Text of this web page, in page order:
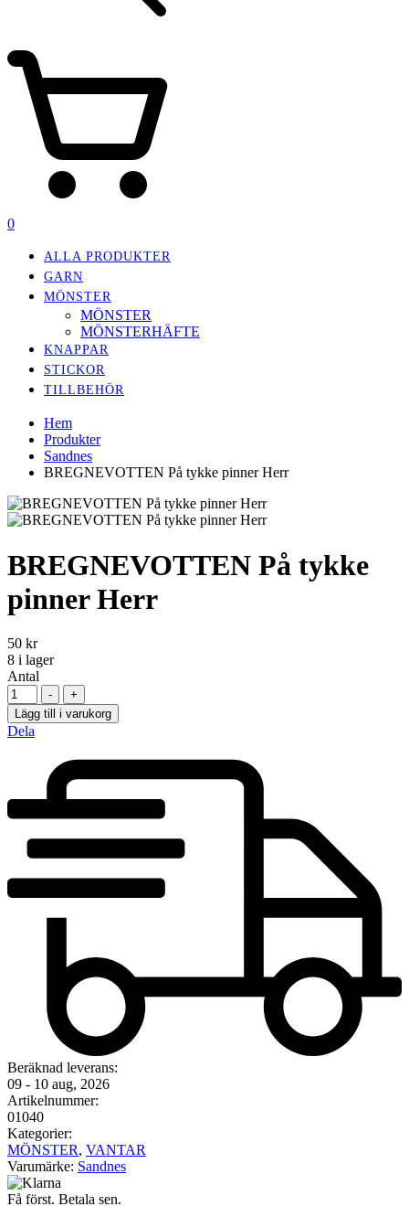
0
ALLA PRODUKTER
GARN
MÖNSTER
MÖNSTER
MÖNSTERHÄFTE
KNAPPAR
STICKOR
TILLBEHÖR
Hem
Produkter
Sandnes
BREGNEVOTTEN På tykke pinner Herr
BREGNEVOTTEN På tykke
pinner Herr
50 kr
8 i lager
Antal
-
+
Lägg till i varukorg
Dela
Beräknad leverans:
09 - 10 aug, 2026
Artikelnummer:
01040
Kategorier:
MÖNSTER, VANTAR
Varumärke: Sandnes
Få först. Betala sen.